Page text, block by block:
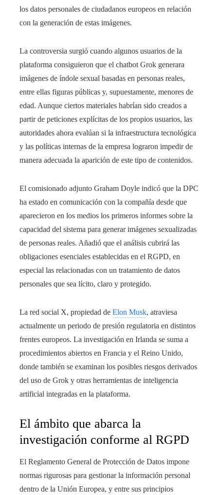
los datos personales de ciudadanos europeos en relación
con la generación de estas imágenes.
La controversia surgió cuando algunos usuarios de la
plataforma consiguieron que el chatbot Grok generara
imágenes de índole sexual basadas en personas reales,
entre ellas figuras públicas y, supuestamente, menores de
edad. Aunque ciertos materiales habrían sido creados a
partir de peticiones explícitas de los propios usuarios, las
autoridades ahora evalúan si la infraestructura tecnológica
y las políticas internas de la empresa lograron impedir de
manera adecuada la aparición de este tipo de contenidos.
El comisionado adjunto Graham Doyle indicó que la DPC
ha estado en comunicación con la compañía desde que
aparecieron en los medios los primeros informes sobre la
capacidad del sistema para generar imágenes sexualizadas
de personas reales. Añadió que el análisis cubrirá las
obligaciones esenciales establecidas en el RGPD, en
especial las relacionadas con un tratamiento de datos
personales que sea lícito, claro y protegido.
La red social X, propiedad de Elon Musk, atraviesa
actualmente un periodo de presión regulatoria en distintos
frentes europeos. La investigación en Irlanda se suma a
procedimientos abiertos en Francia y el Reino Unido,
donde también se examinan los posibles riesgos derivados
del uso de Grok y otras herramientas de inteligencia
artificial integradas en la plataforma.
El ámbito que abarca la
investigación conforme al RGPD
El Reglamento General de Protección de Datos impone
normas rigurosas para gestionar la información personal
dentro de la Unión Europea, y entre sus principios